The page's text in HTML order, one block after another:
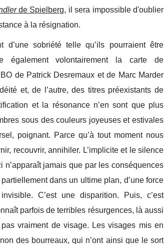
de Spielberg, il sera impossible d'oublier
à la résignation.
d’une sobriété telle qu’ils pourraient être
également volontairement la carte de
de Patrick Desremaux et de Marc Marder
et, de l’autre, des titres préexistants de
et la résonance n’en sont que plus
sous des couleurs joyeuses et estivales
poignant. Parce qu’à tout moment nous
recouvrir, annihiler. L’implicite et le silence
n’apparaît jamais que par les conséquences
dans un ultime plan, d’une force
C’est une disparition. Puis, c’est
parfois de terribles résurgences, là aussi
vraiment de visage. Les visages mis en
des bourreaux, qui n’ont ainsi que le sort